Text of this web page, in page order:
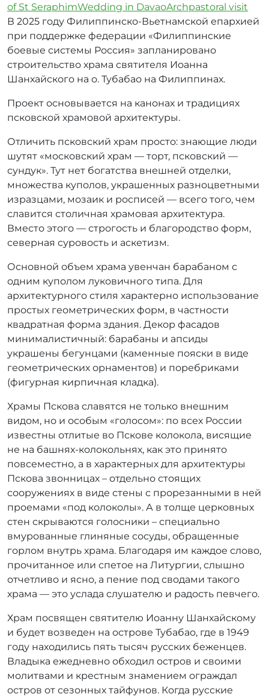
of St SeraphimWedding in DavaoArchpastoral visit
В 2025 году Филиппинско-Вьетнамской епархией
при поддержке федерации «Филиппинские
боевые системы Россия» запланировано
строительство храма святителя Иоанна
Шанхайского на о. Тубабао на Филиппинах.
Проект основывается на канонах и традициях
псковской храмовой архитектуры.
Отличить псковский храм просто: знающие люди
шутят «московский храм — торт, псковский —
сундук». Тут нет богатства внешней отделки,
множества куполов, украшенных разноцветными
изразцами, мозаик и росписей — всего того, чем
славится столичная храмовая архитектура.
Вместо этого — строгость и благородство форм,
северная суровость и аскетизм.
Основной объем храма увенчан барабаном с
одним куполом луковичного типа. Для
архитектурного стиля характерно использование
простых геометрических форм, в частности
квадратная форма здания. Декор фасадов
минималистичный: барабаны и апсиды
украшены бегунцами (каменные пояски в виде
геометрических орнаментов) и поребриками
(фигурная кирпичная кладка).
Храмы Пскова славятся не только внешним
видом, но и особым «голосом»: по всех России
известны отлитые во Пскове колокола, висящие
не на башнях-колокольнях, как это принято
повсеместно, а в характерных для архитектуры
Пскова звонницах – отдельно стоящих
сооружениях в виде стены с прорезанными в ней
проемами «под колоколы». А в толще церковных
стен скрываются голосники – специально
вмурованные глиняные сосуды, обращенные
горлом внутрь храма. Благодаря им каждое слово,
прочитанное или спетое на Литургии, слышно
отчетливо и ясно, а пение под сводами такого
храма — это услада слушателю и радость певчего.
Храм посвящен святителю Иоанну Шанхайскому
и будет возведен на острове Тубабао, где в 1949
году находились пять тысяч русских беженцев.
Владыка ежедневно обходил остров и своими
молитвами и крестным знамением ограждал
остров от сезонных тайфунов. Когда русские